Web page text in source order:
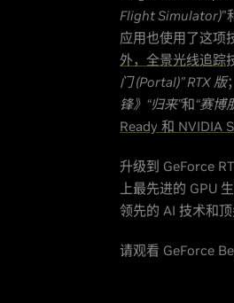
Flight Simulator)”
应用也使用了这项
外，全景光线追踪
门 (Portal)” RTX 版；
锋》“归来”和“赛博
Ready 和 NVIDIA
升级到 GeForce
上最先进的 GPU
领先的 AI 技术和
请观看 GeForce